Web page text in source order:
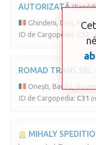
AUTORIZATĂ
Ghindeni, Dolj,
ID de Cargopedia:
ROMAD TRANS SRL
Onești, Bacău,
ID de Cargopedia: C31
MIHALY